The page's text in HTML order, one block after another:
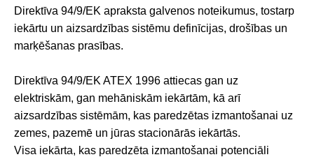
Direktīva 94/9/EK apraksta galvenos noteikumus, tostarp
iekārtu un aizsardzības sistēmu definīcijas, drošības un
marķēšanas prasības.
Direktīva 94/9/EK ATEX 1996 attiecas gan uz
elektriskām, gan mehāniskām iekārtām, kā arī
aizsardzības sistēmām, kas paredzētas izmantošanai uz
zemes, pazemē un jūras stacionārās iekārtās.
Visa iekārta, kas paredzēta izmantošanai potenciāli